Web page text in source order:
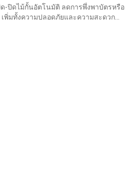
ด-ปิดไม้กั้นอัตโนมัติ ลดการพึ่งพาบัตรหรือ
พิ่มทั้งความปลอดภัยและความสะดวก